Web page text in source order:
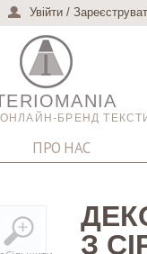
Увійти /
БРЕНД
ПРО НАС
З